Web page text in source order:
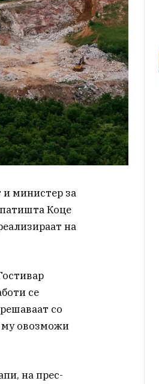
и министер за
Коце
на
се
со
му овозможи
на прес-